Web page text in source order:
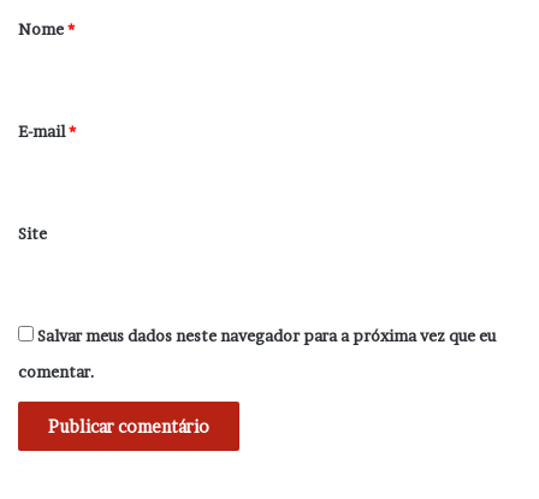
r
*
Nome*
E-mail*
Site
Salvar meus dados neste navegador para a próxima vez que eu
comentar.